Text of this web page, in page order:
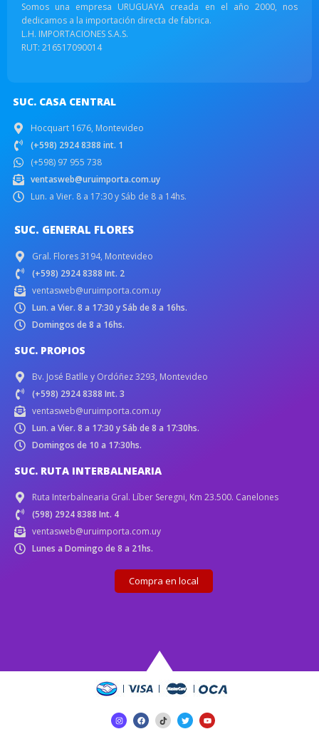
Somos una empresa URUGUAYA creada en el año 2000, nos
dedicamos a la importación directa de fabrica.
L.H. IMPORTACIONES S.A.S.
RUT: 216517090014
SUC. CASA CENTRAL
Hocquart 1676, Montevideo
(+598) 2924 8388 int. 1
(+598) 97 955 738
ventasweb@uruimporta.com.uy
Lun. a Vier. 8 a 17:30 y Sáb de 8 a 14hs.
SUC. GENERAL FLORES
Gral. Flores 3194, Montevideo
(+598) 2924 8388 Int. 2
ventasweb@uruimporta.com.uy
Lun. a Vier. 8 a 17:30 y Sáb de 8 a 16hs.
Domingos de 8 a 16hs.
SUC. PROPIOS
Bv. José Batlle y Ordóñez 3293, Montevideo
(+598) 2924 8388 Int. 3
ventasweb@uruimporta.com.uy
Lun. a Vier. 8 a 17:30 y Sáb de 8 a 17:30hs.
Domingos de 10 a 17:30hs.
SUC. RUTA INTERBALNEARIA
Ruta Interbalnearia Gral. Líber Seregni, Km 23.500. Canelones
(598) 2924 8388 Int. 4
ventasweb@uruimporta.com.uy
Lunes a Domingo de 8 a 21hs.
Compra en local